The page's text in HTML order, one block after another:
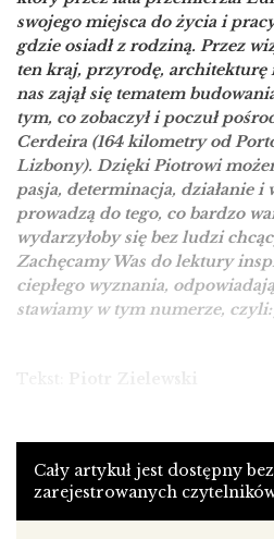
swojego miejsca do życia i
gdzie osiadł z rodziną. Przez
ten kraj, przyrodę, architekturę
nas zajął się tematem
tym, co zobaczył i poczuł
Cerdeira (164 kilometry od
Lizbony). Dzięki Piotrowi
pasja, determinacja, działanie i
prowadzą do tego, co bardzo
wydarzyłoby się bez ludzi
Zachęcamy Was do lektury
ciepłego wyznania,
stawiamy w tym numerze,
Pośrodku gór Lousã, we wsi
Porto i 217 kilometrów od
ceramiki na różnym poziomie
drewno do pieca Sasukenei,
Cały artykuł jest dostępny
zarejestrowanych